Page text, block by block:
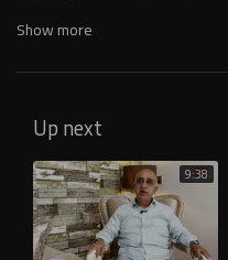
Show more
Up next
9:38